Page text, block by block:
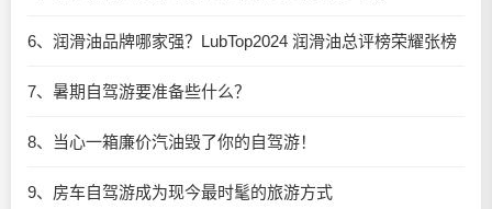
6、润滑油品牌哪家强？LubTop2024 润滑油总评榜荣耀张榜
7、暑期自驾游要准备些什么？
8、当心一箱廉价汽油毁了你的自驾游！
9、房车自驾游成为现今最时髦的旅游方式